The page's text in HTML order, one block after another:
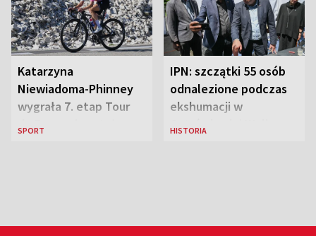
Katarzyna
Niewiadoma-Phinney
wygrała 7. etap Tour
de France i została
SPORT
IPN: szczątki 55 osób
odnalezione podczas
ekshumacji w
Ostrówkach i Woli
HISTORIA